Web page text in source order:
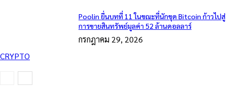
CRYPTO
Poolin ยื่นบทที่ 11 ในขณะที่นักขุด Bitcoin ก้าวไปสู่
การขายสินทรัพย์มูลค่า 52 ล้านดอลลาร์
กรกฎาคม 29, 2026